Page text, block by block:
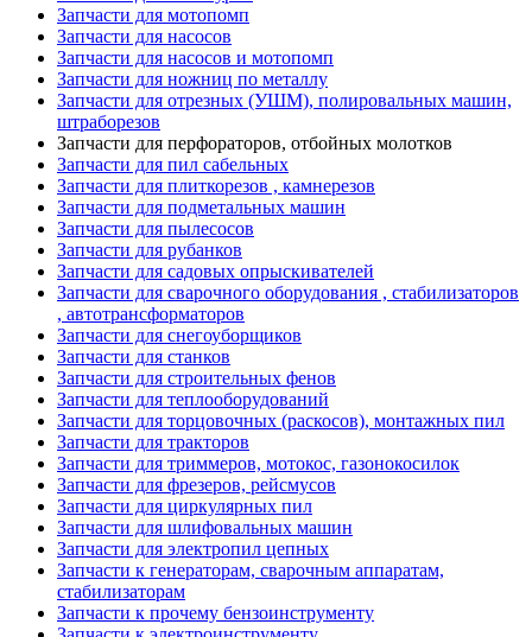
Запчасти для мотопомп
Запчасти для насосов
Запчасти для насосов и мотопомп
Запчасти для ножниц по металлу
Запчасти для отрезных (УШМ), полировальных машин,
штраборезов
Запчасти для перфораторов, отбойных молотков
Запчасти для пил сабельных
Запчасти для плиткорезов , камнерезов
Запчасти для подметальных машин
Запчасти для пылесосов
Запчасти для рубанков
Запчасти для садовых опрыскивателей
Запчасти для сварочного оборудования , стабилизаторов
, автотрансформаторов
Запчасти для снегоуборщиков
Запчасти для станков
Запчасти для строительных фенов
Запчасти для теплооборудований
Запчасти для торцовочных (раскосов), монтажных пил
Запчасти для тракторов
Запчасти для триммеров, мотокос, газонокосилок
Запчасти для фрезеров, рейсмусов
Запчасти для циркулярных пил
Запчасти для шлифовальных машин
Запчасти для электропил цепных
Запчасти к генераторам, сварочным аппаратам,
стабилизаторам
Запчасти к прочему бензоинструменту